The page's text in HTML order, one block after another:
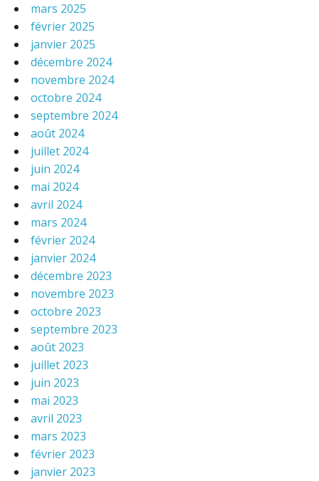
mars 2025
février 2025
janvier 2025
décembre 2024
novembre 2024
octobre 2024
septembre 2024
août 2024
juillet 2024
juin 2024
mai 2024
avril 2024
mars 2024
février 2024
janvier 2024
décembre 2023
novembre 2023
octobre 2023
septembre 2023
août 2023
juillet 2023
juin 2023
mai 2023
avril 2023
mars 2023
février 2023
janvier 2023